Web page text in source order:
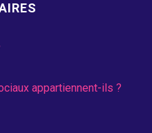
appartiennent-ils ?